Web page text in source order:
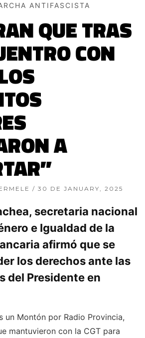
ANTIFASCISTA
QUE TRAS
CON
A
/ 30 DE JANUARY, 2025
secretaria nacional
e Igualdad de la
afirmó que se
los derechos ante las
del Presidente en
un Montón por Radio Provincia,
mantuvieron con la CGT para